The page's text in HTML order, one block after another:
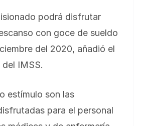
podrá disfrutar
con goce de sueldo
del 2020, añadió el
IMSS.
estímulo son las
para el personal